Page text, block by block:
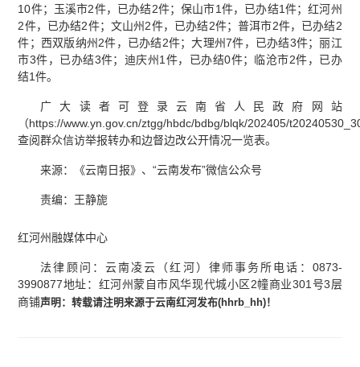
10件；玉溪市2件，已办结2件；保山市1件，已办结1件；红河州
2件，已办结2件；文山州2件，已办结2件；普洱市2件，已办结2
件；西双版纳州2件，已办结2件；大理州7件，已办结3件；丽江
市3件，已办结3件；迪庆州1件，已办结0件；临沧市2件，已办
结1件。
广大读者可登录云南省人民政府网站
（https://www.yn.gov.cn/ztgg/hbdc/bdbg/blqk/202405/
查阅群众信访举报转办和边督边改公开情况一览表。
来源：《云南日报》、“云南发布”微信公众号
责编：王静旎
红河州融媒体中心
法律顾问：云南凌云（红河）律师事务所电话：0873-
3990877地址：红河州蒙自市风华现代城小区2幢商业301号3层
商铺声明：转载请注明来源于云南红河发布(hhrb_hh)！